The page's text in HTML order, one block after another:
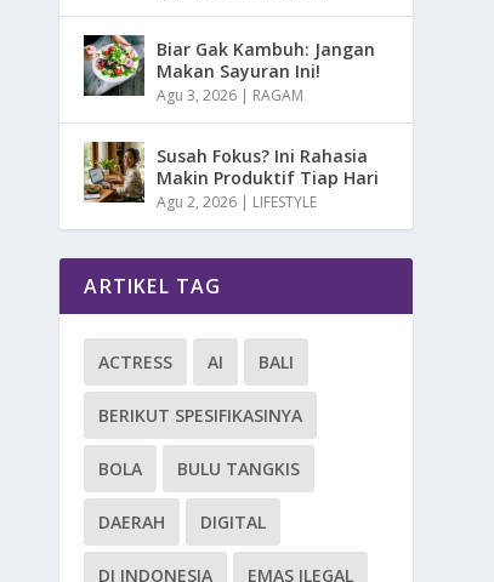
Biar Gak Kambuh: Jangan
Makan Sayuran Ini!
Agu 3, 2026 | RAGAM
Susah Fokus? Ini Rahasia
Makin Produktif Tiap Hari
Agu 2, 2026 | LIFESTYLE
ARTIKEL TAG
ACTRESS AI BALI
BERIKUT SPESIFIKASINYA
BOLA BULU TANGKIS
DAERAH DIGITAL
DI INDONESIA EMAS ILEGAL